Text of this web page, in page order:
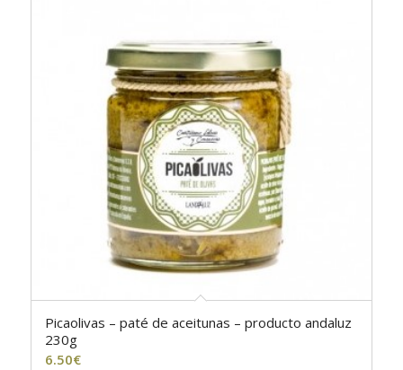
5.00
Picaolivas – paté de aceitunas – producto andaluz
230g
6.50€